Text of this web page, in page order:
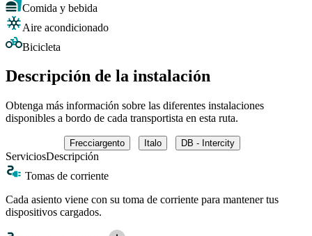
Comida y bebida
Aire acondicionado
Bicicleta
Descripción de la instalación
Obtenga más información sobre las diferentes instalaciones
disponibles a bordo de cada transportista en esta ruta.
Frecciargento Italo DB - Intercity
ServiciosDescripción
Tomas de corriente
Cada asiento viene con su toma de corriente para mantener tus
dispositivos cargados.